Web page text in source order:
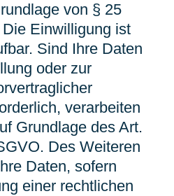
von § 25
Einwilligung ist
Sind Ihre Daten
oder zur
verarbeiten
Grundlage des Art.
Des Weiteren
Daten, sofern
einer rechtlichen